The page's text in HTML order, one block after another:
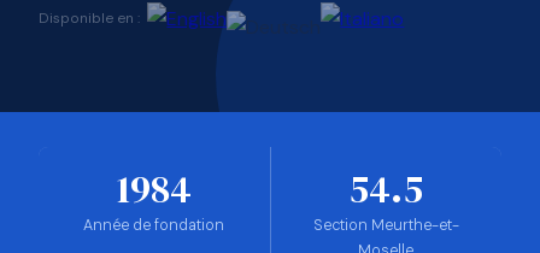
Disponible en :
1984
Année de fondation
54.5
Section Meurthe-et-